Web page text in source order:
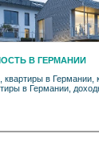
В ГЕРМАНИИ
в Германии,
в Германии,